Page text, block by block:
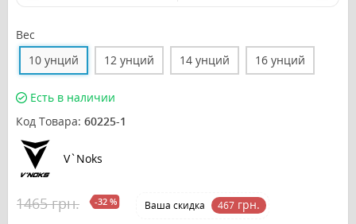
Вес
10 унций
12 унций 14 унций 16 унций
Есть в наличии
Код Товара: 60225-1
V`Noks
1465 грн. -32 % Ваша cкидка 467 грн.